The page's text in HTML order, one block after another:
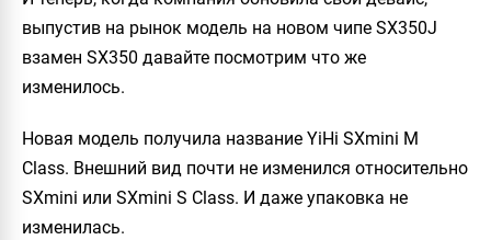
выпустив на рынок модель на новом чипе SX350J
взамен SX350 давайте посмотрим что же
изменилось.
Новая модель получила название YiHi SXmini M
Class. Внешний вид почти не изменился относительно
SXmini или SXmini S Class. И даже упаковка не
изменилась.